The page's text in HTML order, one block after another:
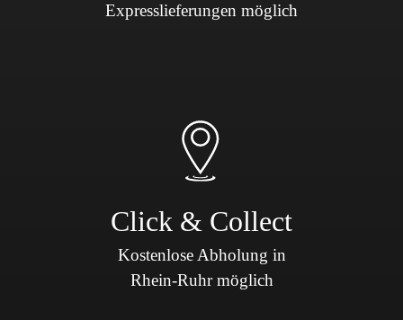
Expresslieferungen möglich
Click & Collect
Kostenlose Abholung in
Rhein-Ruhr möglich